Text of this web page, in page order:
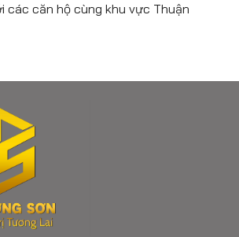
các căn hộ cùng khu vực Thuận